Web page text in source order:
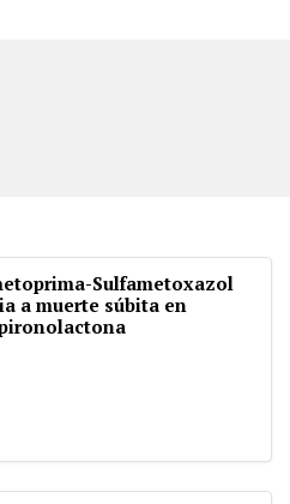
Sulfametoxazol
a muerte súbita en